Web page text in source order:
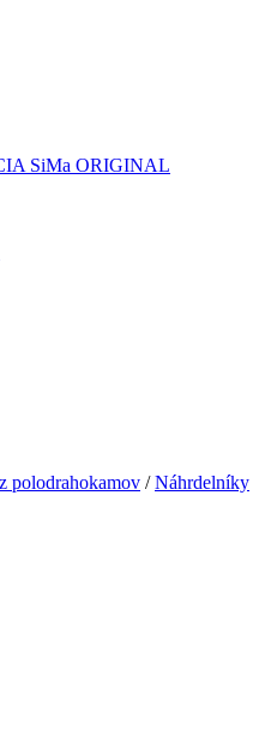
SiMa ORIGINAL
polodrahokamov /Náhrdelníky